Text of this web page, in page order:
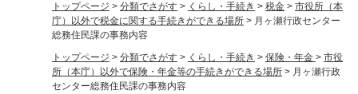
トップページ > 分類でさがす > くらし・手続き > 税金 > 市役所（本
庁）以外で税金に関する手続きができる場所 > 月ヶ瀬行政センター
総務住民課の事務内容
トップページ > 分類でさがす > くらし・手続き > 保険・年金 > 市役
所（本庁）以外で保険・年金等の手続きができる場所 > 月ヶ瀬行政
センター総務住民課の事務内容